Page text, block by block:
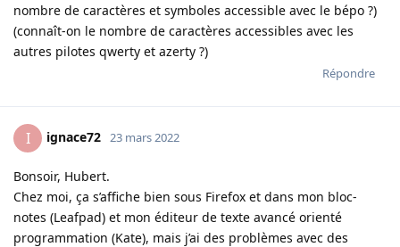
nombre de caractères et symboles accessible avec le bépo ?)
(connaît-on le nombre de caractères accessibles avec les
autres pilotes qwerty et azerty ?)
Répondre
I ignace72 23 mars 2022
Bonsoir, Hubert.
Chez moi, ça s’affiche bien sous Firefox et dans mon bloc-
notes (Leafpad) et mon éditeur de texte avancé orienté
programmation (Kate), mais j’ai des problèmes avec des